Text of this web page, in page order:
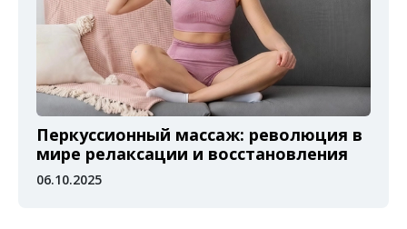
Перкуссионный массаж: революция в
мире релаксации и восстановления
06.10.2025